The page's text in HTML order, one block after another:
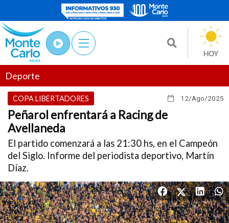
HOY
Deporte
12/Ago/2025
COPA LIBERTADORES
Peñarol enfrentará a Racing de
Avellaneda
El partido comenzará a las 21:30 hs, en el Campeón
del Siglo. Informe del periodista deportivo, Martín
Díaz.